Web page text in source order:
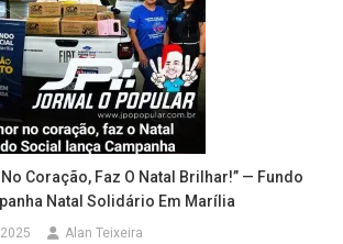
Coração, Faz O Natal Brilhar!” — Fundo
Natal Solidário Em Marília
Alan Teixeira